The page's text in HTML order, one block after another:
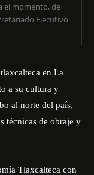
Ejecutivo
en La
a su cultura y
al norte del país,
técnicas de obraje y
Tlaxcalteca con